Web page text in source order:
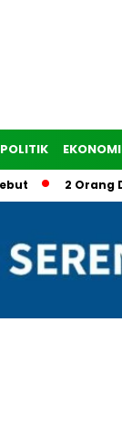
POLITIK EKONOMI
2 Orang